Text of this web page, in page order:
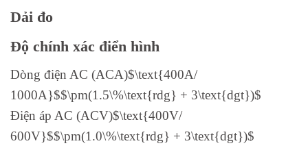
Dải đo
Độ chính xác điển hình
Dòng điện AC (ACA)$\text{400A/
1000A}$$\pm(1.5\%\text{rdg} + 3\text{dgt})$
Điện áp AC (ACV)$\text{400V/
600V}$$\pm(1.0\%\text{rdg} + 3\text{dgt})$